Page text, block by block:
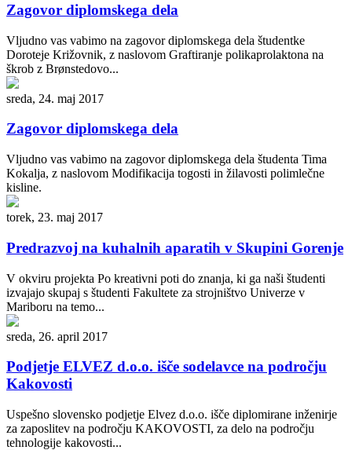
Zagovor diplomskega dela
Vljudno vas vabimo na zagovor diplomskega dela študentke
Doroteje Križovnik, z naslovom Graftiranje polikaprolaktona na
škrob z Brønstedovo...
sreda, 24. maj 2017
Zagovor diplomskega dela
Vljudno vas vabimo na zagovor diplomskega dela študenta Tima
Kokalja, z naslovom Modifikacija togosti in žilavosti polimlečne
kisline.
torek, 23. maj 2017
Predrazvoj na kuhalnih aparatih v Skupini Gorenje
V okviru projekta Po kreativni poti do znanja, ki ga naši študenti
izvajajo skupaj s študenti Fakultete za strojništvo Univerze v
Mariboru na temo...
sreda, 26. april 2017
Podjetje ELVEZ d.o.o. išče sodelavce na področju
Kakovosti
Uspešno slovensko podjetje Elvez d.o.o. išče diplomirane inženirje
za zaposlitev na področju KAKOVOSTI, za delo na področju
tehnologije kakovosti...